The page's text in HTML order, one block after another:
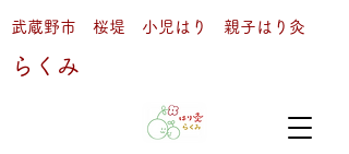
武蔵野市 桜堤 小児はり 親子はり灸
らくみ